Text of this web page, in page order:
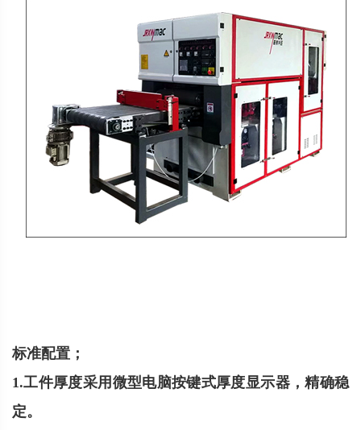
标准配置；
1.工件厚度采用微型电脑按键式厚度显示器，精确稳
定。